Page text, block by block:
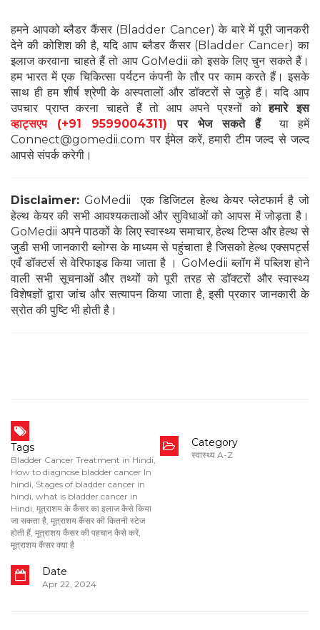
हमने आपको ब्लैडर कैंसर (Bladder Cancer) के बारे में पूरी जानकरी
देने की कोशिश की है, यदि आप ब्लैडर कैंसर (Bladder Cancer) का
इलाज करवाना चाहते हैं तो आप GoMedii को इसके लिए चुन सकते हैं।
हम भारत में एक चिकित्सा पर्यटन कंपनी के तौर पर काम करते हैं। इसके
साथ ही हम शीर्ष श्रेणी के अस्पतालों और डॉक्टरों से जुड़े हैं। यदि आप
उपचार प्राप्त करना चाहते हैं तो आप अपने प्रश्नों कोहमारे इस
व्हाट्सएप (+91 9599004311) पर भेज सकते हैंया हमें
Connect@gomedii.com पर ईमेल करें, हमारी टीम जल्द से जल्द
आपसे संपर्क करेगी।
Disclaimer: GoMedii एक डिजिटल हेल्थ केयर प्लेटफार्म है जो
हेल्थ केयर की सभी आवश्यकताओं और सुविधाओं को आपस में जोड़ता है।
GoMedii अपने पाठकों के लिए स्वास्थ्य समाचार, हेल्थ टिप्स और हेल्थ से
जुडी सभी जानकारी ब्लोग्स के माध्यम से पहुंचाता है जिसको हेल्थ एक्सपर्ट्स
एवँ डॉक्टर्स से वेरिफाइड किया जाता है । GoMedii ब्लॉग में पब्लिश होने
वाली सभी सूचनाओं और तथ्यों को पूरी तरह से डॉक्टरों और स्वास्थ्य
विशेषज्ञों द्वारा जांच और सत्यापन किया जाता है, इसी प्रकार जानकारी के
स्रोत की पुष्टि भी होती है।
Tags
Bladder Cancer Treatment in Hindi,
How to diagnose bladder cancer In
hindi, Stages of bladder cancer in
hindi, what is bladder cancer in
Hindi, मूत्राशय के कैंसर का इलाज कैसे किया
जा सकता है, मूत्राशय कैंसर की कितनी स्टेज
होती हैं, मूत्राशय कैंसर की पहचान कैसे करें,
मूत्राशय कैंसर क्या है
Category
स्वास्थ्य A-Z
Date
Apr 22, 2024